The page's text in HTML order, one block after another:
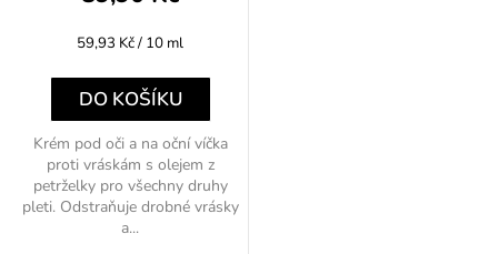
Měrná
59,93 Kč / 10 ml
DO KOŠÍKU
Krém pod oči a na oční víčka
proti vráskám s olejem z
petrželky pro všechny druhy
pleti. Odstraňuje drobné vrásky
a...